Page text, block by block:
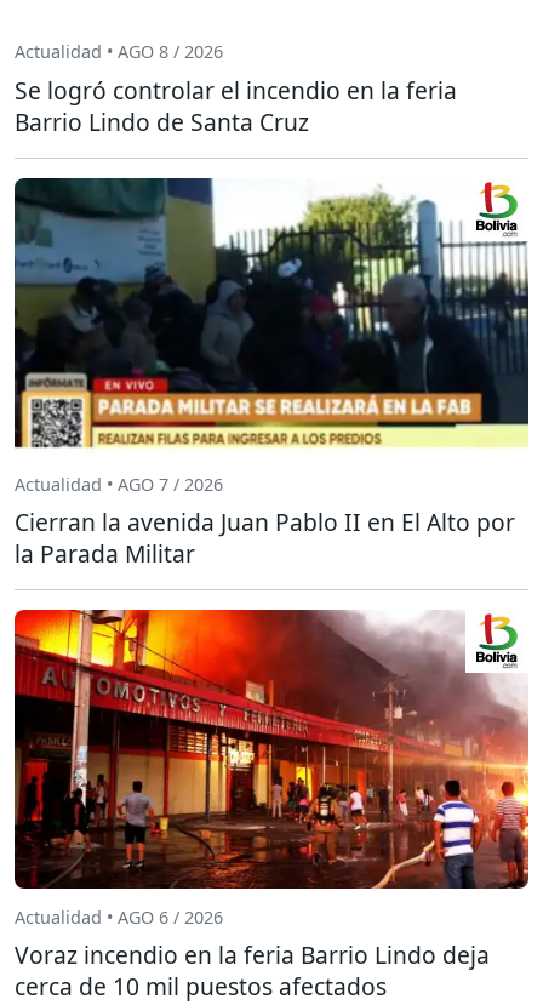
Actualidad • AGO 8 / 2026
Se logró controlar el incendio en la feria
Barrio Lindo de Santa Cruz
Actualidad • AGO 7 / 2026
Cierran la avenida Juan Pablo II en El Alto por
la Parada Militar
Actualidad • AGO 6 / 2026
Voraz incendio en la feria Barrio Lindo deja
cerca de 10 mil puestos afectados